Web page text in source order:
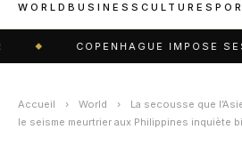
WORLD BUSINESS CULTURE
IMPOSE SES RÈGLES :
Accueil › World ›
La secousse que
le seisme meurtrier aux Philippines inquiète